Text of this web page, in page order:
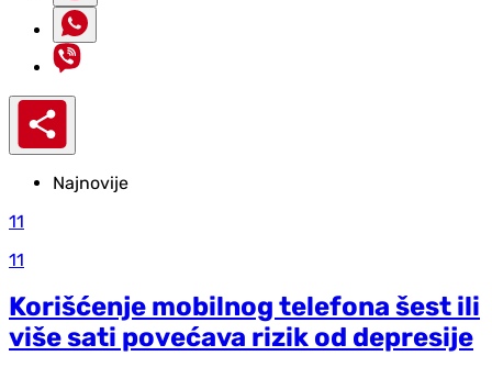
Najnovije
11
11
Korišćenje mobilnog telefona šest ili
više sati povećava rizik od depresije